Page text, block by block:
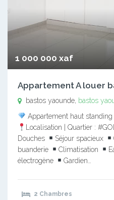
1 000 000 xaf
Appartement A louer
bastos yaounde, bastos
Appartement haut
Localisation | Quartier :
Douches
Séjour spacieux
buanderie
Climatisation
électrogène
Gardien…
2 Chambres